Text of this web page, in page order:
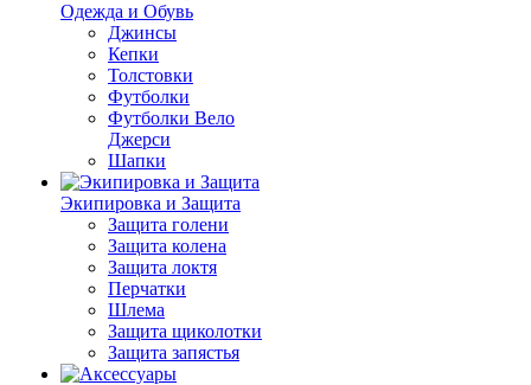
Одежда и Обувь
Джинсы
Кепки
Толстовки
Футболки
Футболки Вело
Джерси
Шапки
Экипировка и Защита
Защита голени
Защита колена
Защита локтя
Перчатки
Шлема
Защита щиколотки
Защита запястья